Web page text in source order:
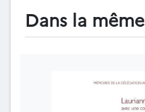
Dans la